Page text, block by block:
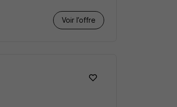
Voir l’offre